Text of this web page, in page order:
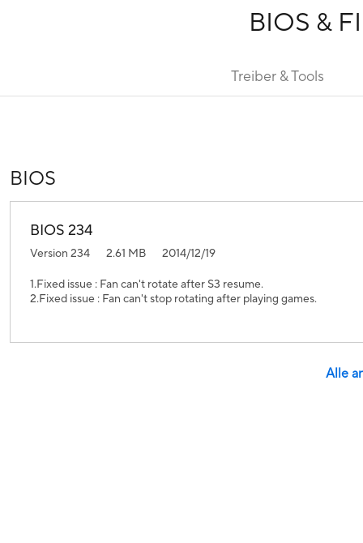
BIOS &
Treiber & Tools
BIOS
BIOS 234
Version 234 2.61 MB 2014/12/19
1.Fixed issue : Fan can't rotate after S3 resume.
2.Fixed issue : Fan can't stop rotating after playing games.
Alle